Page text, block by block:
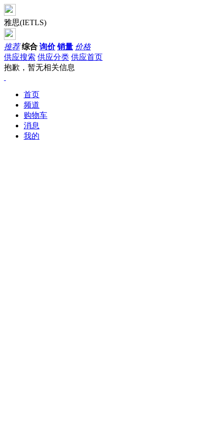
雅思(IETLS)
推荐 综合 询价 销量 价格
供应搜索 供应分类 供应首页
抱歉，暂无相关信息
首页
频道
购物车
消息
我的